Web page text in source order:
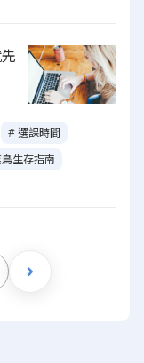
# 選課時間
生存指南